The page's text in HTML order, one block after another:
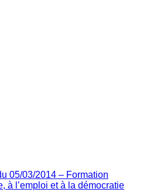
05/03/2014 – Formation
à l’emploi et à la démocratie